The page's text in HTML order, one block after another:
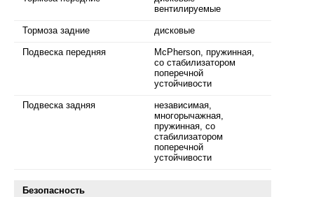
вентилируемые
Тормоза задние дисковые
Подвеска передняя
McPherson, пружинная,
со стабилизатором
поперечной
устойчивости
Подвеска задняя
независимая,
многорычажная,
пружинная, со
стабилизатором
поперечной
устойчивости
Безопасность